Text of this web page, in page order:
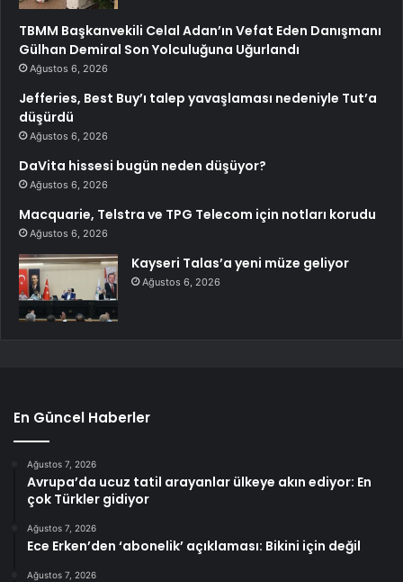
TBMM Başkanvekili Celal Adan’ın Vefat Eden Danışmanı
Gülhan Demiral Son Yolculuğuna Uğurlandı
Ağustos 6, 2026
Jefferies, Best Buy’ı talep yavaşlaması nedeniyle Tut’a
düşürdü
Ağustos 6, 2026
DaVita hissesi bugün neden düşüyor?
Ağustos 6, 2026
Macquarie, Telstra ve TPG Telecom için notları korudu
Ağustos 6, 2026
Kayseri Talas’a yeni müze geliyor
Ağustos 6, 2026
En Güncel Haberler
Ağustos 7, 2026
Avrupa’da ucuz tatil arayanlar ülkeye akın ediyor: En
çok Türkler gidiyor
Ağustos 7, 2026
Ece Erken’den ‘abonelik’ açıklaması: Bikini için değil
Ağustos 7, 2026